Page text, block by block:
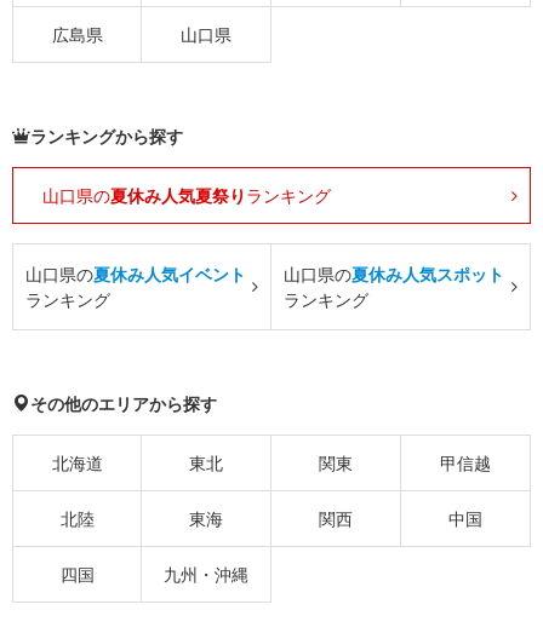
広島県 山口県
ランキングから探す
山口県の夏休み人気夏祭り ランキング
山口県の夏休み人気イベント
ランキング
山口県の夏休み人気スポット
ランキング
その他のエリアから探す
北海道 東北 関東 甲信越
北陸 東海 関西 中国
四国 九州・沖縄